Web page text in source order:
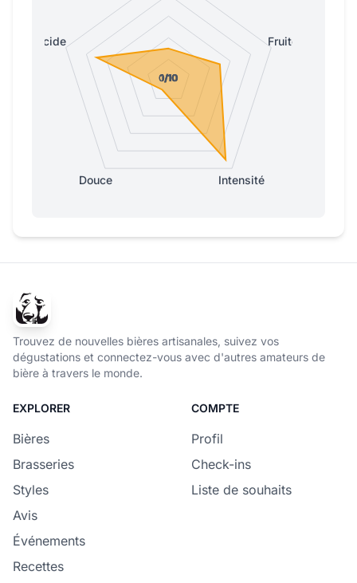
Fruitée
Intensité
Douce
Acide
0/10
1/10
1/10
0/10
1/10
Trouvez de nouvelles bières artisanales, suivez vos
dégustations et connectez-vous avec d'autres amateurs de
bière à travers le monde.
EXPLORER
Bières
Brasseries
Styles
Avis
Événements
Recettes
COMPTE
Profil
Check-ins
Liste de souhaits